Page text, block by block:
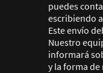
puedes
escribiendo a
Este envío
Nuestro
informará
y la forma de